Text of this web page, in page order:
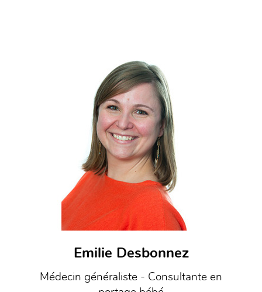
Emilie Desbonnez
Médecin généraliste - Consultante en